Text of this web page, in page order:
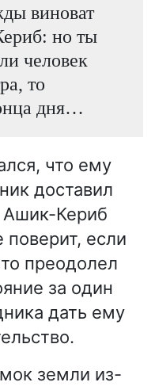
виноват
но ты
человек
то
дня…
что ему
доставил
Ашик-Кериб
поверит, если
преодолел
за один
дать ему
земли из-